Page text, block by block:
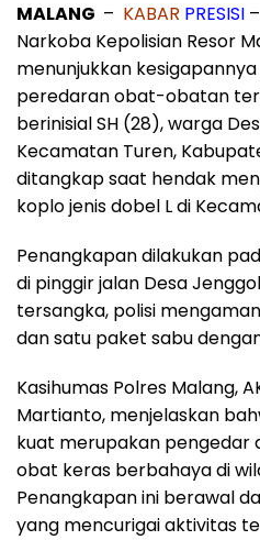
MALANG – KABAR PRESISI –
Narkoba Kepolisian Resor
menunjukkan
peredaran obat-obatan
berinisial SH (28), warga
Kecamatan Turen,
ditangkap saat hendak
koplo jenis dobel L di
Penangkapan dilakukan
di pinggir jalan Desa
tersangka, polisi
dan satu paket sabu
Kasihumas Polres Malang,
Martianto, menjelaskan
kuat merupakan pengedar
obat keras berbahaya di
Penangkapan ini berawal
yang mencurigai aktivitas